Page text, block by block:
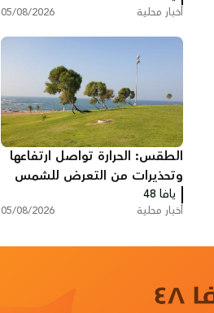
أخبار محلية 05/08/2026
الطقس: الحرارة تواصل ارتفاعها
وتحذيرات من التعرض للشمس
يافا 48
أخبار محلية 05/08/2026